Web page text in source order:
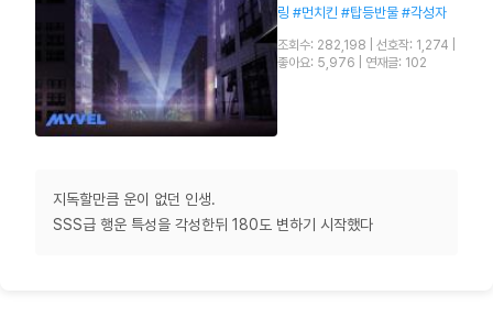
링 #먼치킨 #탑등반물 #각성자
조회수: 282,198 선호작: 1,274
좋아요: 5,976
연재글: 102
지독할만큼 운이 없던 인생.
SSS급 행운 특성을 각성한뒤 180도 변하기 시작했다